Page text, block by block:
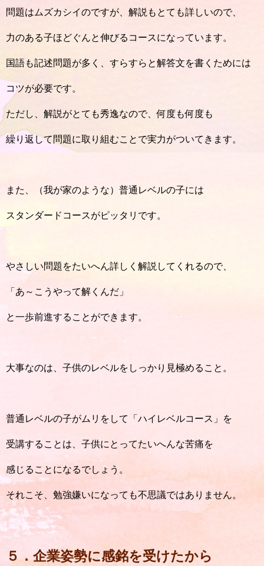
問題はムズカシイのですが、解説もとても詳しいので、
力のある子ほどぐんと伸びるコースになっています。
国語も記述問題が多く、すらすらと解答文を書くためには
コツが必要です。
ただし、解説がとても秀逸なので、何度も何度も
繰り返して問題に取り組むことで実力がついてきます。
また、（我が家のような）普通レベルの子には
スタンダードコースがピッタリです。
やさしい問題をたいへん詳しく解説してくれるので、
「あ～こうやって解くんだ」
と一歩前進することができます。
大事なのは、子供のレベルをしっかり見極めること。
普通レベルの子がムリをして「ハイレベルコース」を
受講することは、子供にとってたいへんな苦痛を
感じることになるでしょう。
それこそ、勉強嫌いになっても不思議ではありません。
５．企業姿勢に感銘を受けたから